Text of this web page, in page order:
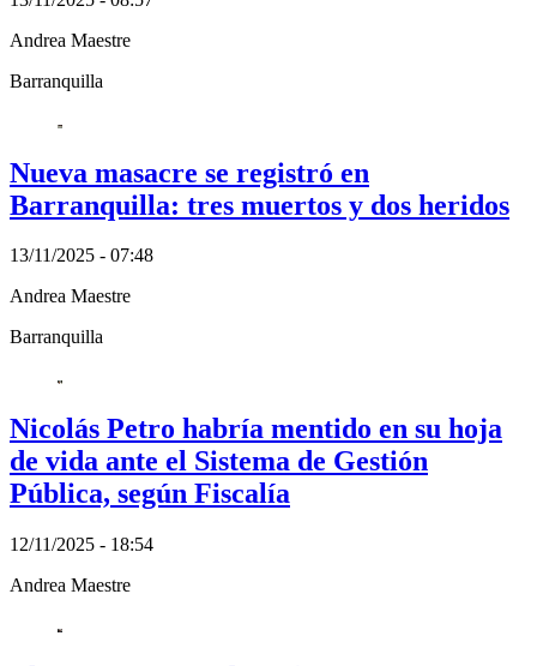
Andrea Maestre
Barranquilla
Nueva masacre se registró en
Barranquilla: tres muertos y dos heridos
13/11/2025 - 07:48
Andrea Maestre
Barranquilla
Nicolás Petro habría mentido en su hoja
de vida ante el Sistema de Gestión
Pública, según Fiscalía
12/11/2025 - 18:54
Andrea Maestre